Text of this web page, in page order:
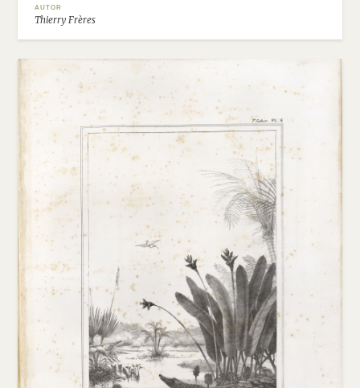
AUTOR
Thierry Frères